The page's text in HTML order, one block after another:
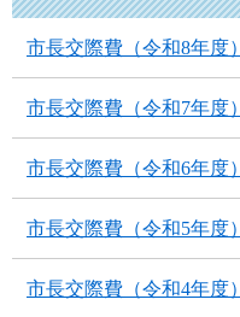
市長交際費（令和8年度）
市長交際費（令和7年度）
市長交際費（令和6年度）
市長交際費（令和5年度）
市長交際費（令和4年度）